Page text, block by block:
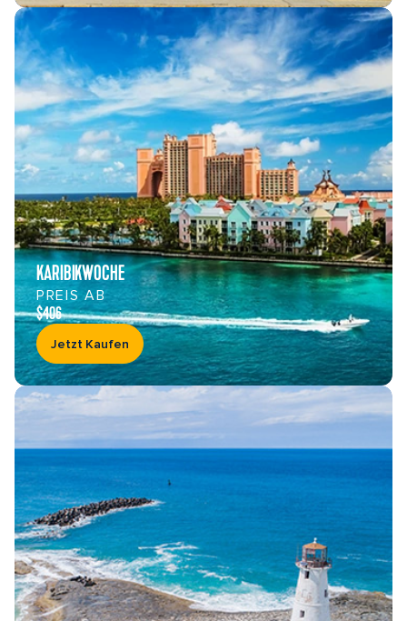
KARIBIKWOCHE
PREIS AB
$406
Jetzt Kaufen